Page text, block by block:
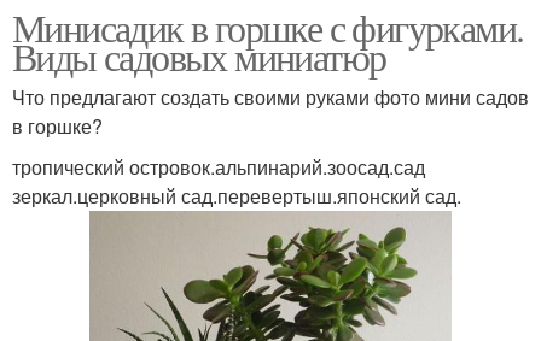
Минисадик в горшке с фигурками.
Виды садовых миниатюр
Что предлагают создать своими руками фото мини садов
в горшке?
тропический островок.альпинарий.зоосад.сад
зеркал.церковный сад.перевертыш.японский сад.